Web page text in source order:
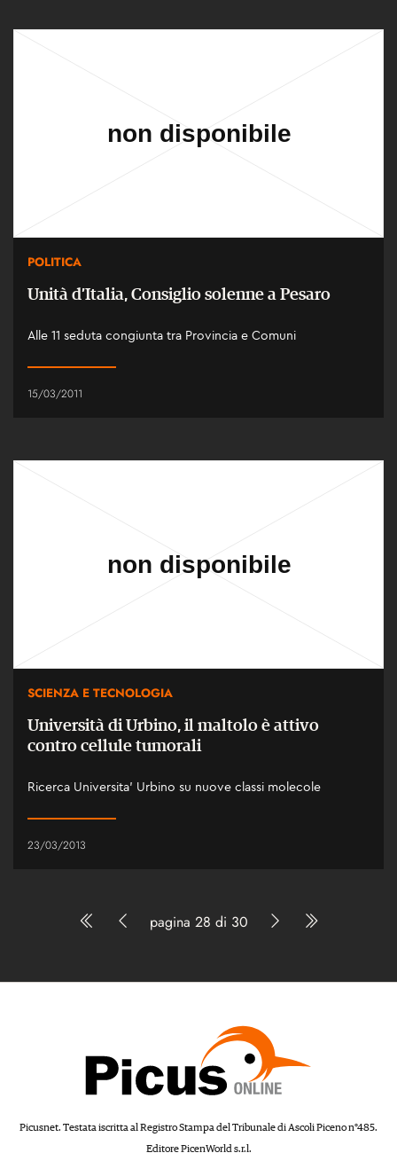
POLITICA
Unità d’Italia, Consiglio solenne a Pesaro
Alle 11 seduta congiunta tra Provincia e Comuni
15/03/2011
SCIENZA E TECNOLOGIA
Università di Urbino, il maltolo è attivo
contro cellule tumorali
Ricerca Universita' Urbino su nuove classi molecole
23/03/2013
pagina 28 di 30
Picusnet. Testata iscritta al Registro Stampa del Tribunale di Ascoli Piceno n°485.
Editore PicenWorld s.r.l.